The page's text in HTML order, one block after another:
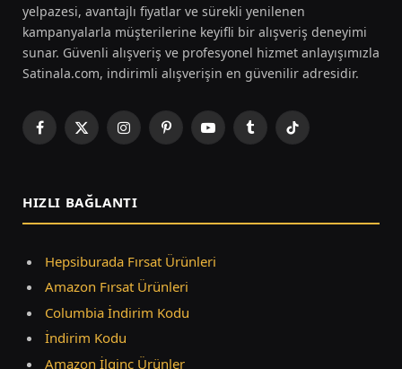
yelpazesi, avantajlı fiyatlar ve sürekli yenilenen
kampanyalarla müşterilerine keyifli bir alışveriş deneyimi
sunar. Güvenli alışveriş ve profesyonel hizmet anlayışımızla
Satinala.com, indirimli alışverişin en güvenilir adresidir.
Facebook
X
InstagramPinterestYouTubeTumblrTikTok
HIZLI BAĞLANTI
Hepsiburada Fırsat Ürünleri
Amazon Fırsat Ürünleri
Columbia İndirim Kodu
İndirim Kodu
Amazon İlginç Ürünler